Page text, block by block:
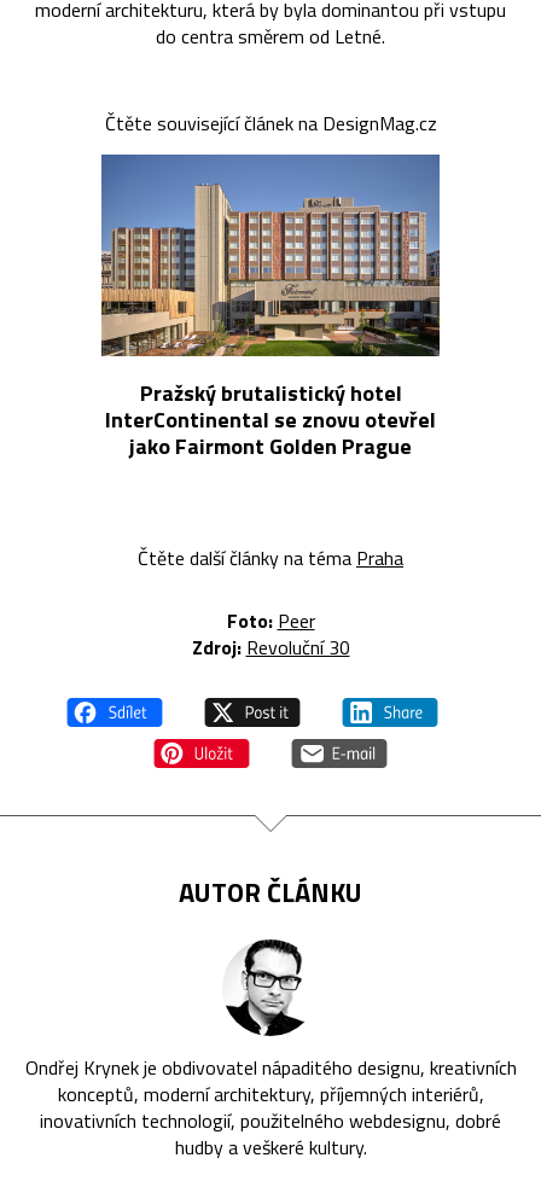
moderní architekturu, která by byla dominantou při vstupu
do centra směrem od Letné.
Čtěte související článek na DesignMag.cz
Pražský brutalistický hotel
InterContinental se znovu otevřel
jako Fairmont Golden Prague
Čtěte další články na téma Praha
Foto: Peer
Zdroj: Revoluční 30
AUTOR ČLÁNKU
Ondřej Krynek je obdivovatel nápaditého designu, kreativních
konceptů, moderní architektury, příjemných interiérů,
inovativních technologií, použitelného webdesignu, dobré
hudby a veškeré kultury.